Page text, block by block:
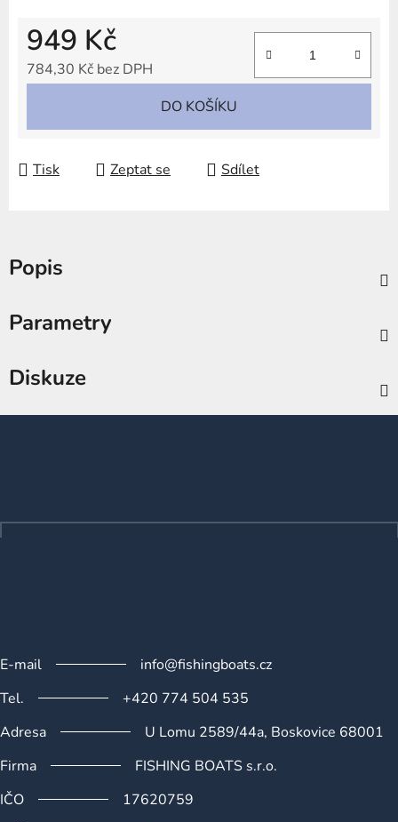
949 Kč
784,30 Kč bez DPH
DO KOŠÍKU
Tisk Zeptat se Sdílet
Popis
Parametry
Diskuze
t
í
E-mail
info@fishingboats.cz
Tel.
+420 774 504 535
Adresa
U Lomu 2589/44a, Boskovice 68001
Firma
FISHING BOATS s.r.o.
IČO
17620759